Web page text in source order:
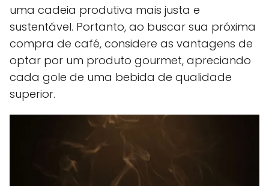
uma cadeia produtiva mais justa e
sustentável. Portanto, ao buscar sua próxima
compra de café, considere as vantagens de
optar por um produto gourmet, apreciando
cada gole de uma bebida de qualidade
superior.